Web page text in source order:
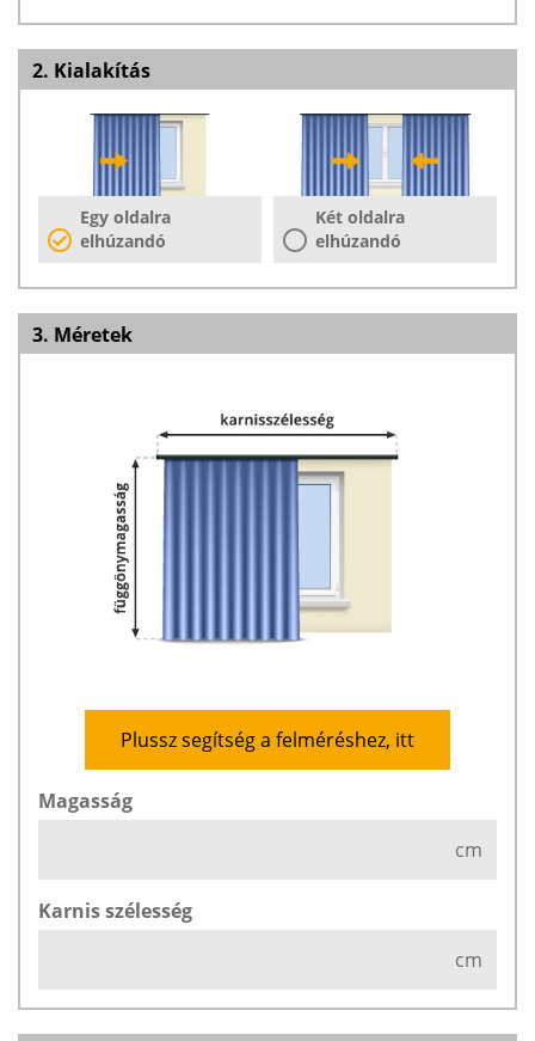
2. Kialakítás
Egy oldalra
elhúzandó
Két oldalra
elhúzandó
3. Méretek
Plussz segítség a felméréshez, itt
Magasság
cm
Karnis szélesség
cm